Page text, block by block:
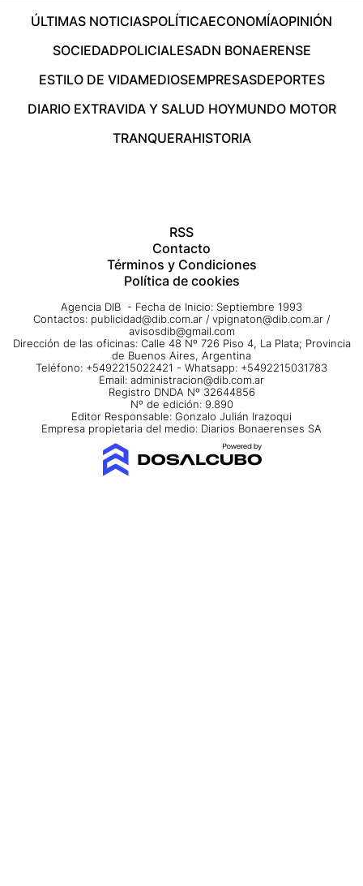
ÚLTIMAS NOTICIASPOLÍTICAECONOMÍAOPINIÓN
SOCIEDADPOLICIALESADN BONAERENSE
ESTILO DE VIDAMEDIOSEMPRESASDEPORTES
DIARIO EXTRAVIDA Y SALUD HOYMUNDO MOTOR
TRANQUERAHISTORIA
RSS
Contacto
Términos y Condiciones
Política de cookies
Agencia DIB - Fecha de Inicio: Septiembre 1993
Contactos: publicidad@dib.com.ar / vpignaton@dib.com.ar /
avisosdib@gmail.com
Dirección de las oficinas: Calle 48 Nº 726 Piso 4, La Plata; Provincia
de Buenos Aires, Argentina
Teléfono: +5492215022421 - Whatsapp: +5492215031783
Email: administracion@dib.com.ar
Registro DNDA Nº 32644856
Nº de edición: 9.890
Editor Responsable: Gonzalo Julián Irazoqui
Empresa propietaria del medio: Diarios Bonaerenses SA